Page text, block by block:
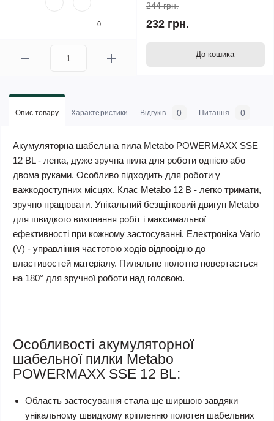
0
244 грн.
232 грн.
До кошика
Опис товару Характеристики Відгуків 0 Питання 0
Акумуляторна шабельна пила Metabo POWERMAXX SSE
12 BL - легка, дуже зручна пила для роботи однією або
двома руками. Особливо підходить для роботи у
важкодоступних місцях. Клас Metabo 12 В - легко тримати,
зручно працювати. Унікальний безщітковий двигун Metabo
для швидкого виконання робіт і максимальної
ефективності при кожному застосуванні. Електроніка Vario
(V) - управління частотою ходів відповідно до
властивостей матеріалу. Пиляльне полотно повертається
на 180° для зручної роботи над головою.
Особливості акумуляторної
шабельної пилки Metabo
POWERMAXX SSE 12 BL:
Область застосування стала ще ширшою завдяки
унікальному швидкому кріпленню полотен шабельних